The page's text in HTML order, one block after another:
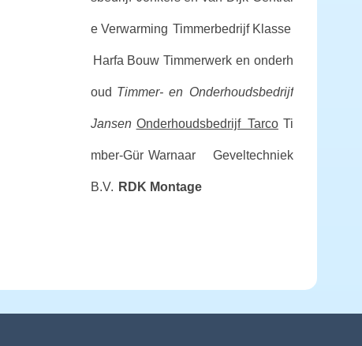
e Verwarming Timmerbedrijf Klasse
Harfa Bouw Timmerwerk en onderh
oud Timmer- en Onderhoudsbedrijf
Jansen Onderhoudsbedrijf Tarco Ti
mber-Gür Warnaar Geveltechniek
B.V. RDK Montage